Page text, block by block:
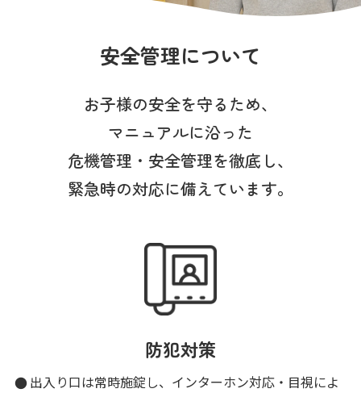
お仕事をお探しの方
保育園に関するお問い合わせ
プライバシーポリシー サイトのご利用について
サイトマップ ニチイ学館オフィシャルサイト
安全管理について
お子様の安全を守るため、
マニュアルに沿った
危機管理・安全管理を徹底し、
緊急時の対応に備えています。
防犯対策
出入り口は常時施錠し、インターホン対応・目視によ